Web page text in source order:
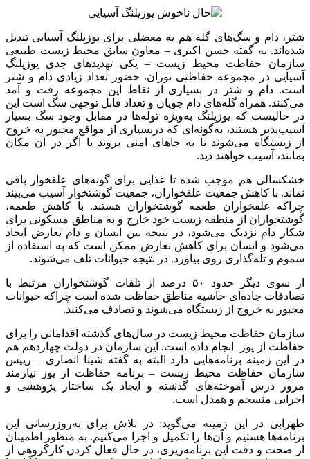
شتر،‌ دام و سگ‌های گله هم به معضلی برای یوزپلنگ آسیایی تبدیل
شده‌اند. به گفته حسن اکبری – معاون سابق محیط زیست طبیعی
سازمان حفاظت محیط زیست – یکی تهدیدهای جدی یوزپلنگ
آسیایی در مجموعه حفاظتی توران، حضور تعداد زیادی دام و شتر
است. دام و شتر در بسیاری از نقاط این مجموعه رفت و آمد
می‌کنند. همراه گله‌های دام چوپان و تعداد قابل توجهی سگ است این
در حالیست که یوزپلنگ به‌ویژه توله‌ها در مقابل وجود سگ بسیار
آسیب‌پذیر هستند، به‌گونه‌ای که دربسیاری از مواقع مجبور به خروج
از زیستگاه می‌شوند تا به جاهای امنی بروند یا اگر در آن مکان
بمانند،‌ آسیب‌ خواهند دید.
خشکسالی هم موجب شده تا غذایی برای گونه‌های علفخوار باقی
نماند. با کاهش جمعیت علفخواران، جمعیت گوشتخوار آسیب می‌بیند
چراکه علفخواران طعمه گوشتخواران هستند. با کاهش طعمه،
گوشتخواران از منطقه زیست خود خارج و به مناطق مسکونی برای
شکار دام نزدیک می‌شود، در نتیجه بین انسان و دام تعارض ایجاد
می‌شود و انسان برای کاهش تعارض ممکن است که به استفاده از
سموم و تله‌گذاری روی بیاورد. در نتیجه حیوانات تلف می‌شوند.
از سوی دیگر حدود ۵۰ درصد از تلفات گوشتخواران مرتبط با
تصادفات جاده‌ای حاشیه مناطق حفاظت شده است چراکه حیوانات
مجبور به خروج از زیستگاه می‌شوند و تصادف می‌کنند.
سازمان حفاظت محیط زیست در سال‌های گذشته اقداماتی را برای
حفاظت از یوز انجام داده است. این سازمان در دولت چهاردهم هم
در این زمینه برنامه‌هایی دارد البته به گفته شینا انصاری – رییس
سازمان حفاظت محیط زیست – برنامه حفاظت از یوز نیازمند
مرور درس آموخته‌های گذشته و ایجاد یک ساختار پژوهشی و
اجرایی منسجم و همدل است.
ظهرابی در این زمینه می‌گوید: در تلاش برای به‌روزرسانی این
برنامه‌ها هستیم و آن‌ها را تکمیل و اجرا می‌کنیم. به منظور اطمینان
از صحت و دقت این برنامه‌ریزی، در حال فعال کردن کارگروهی از